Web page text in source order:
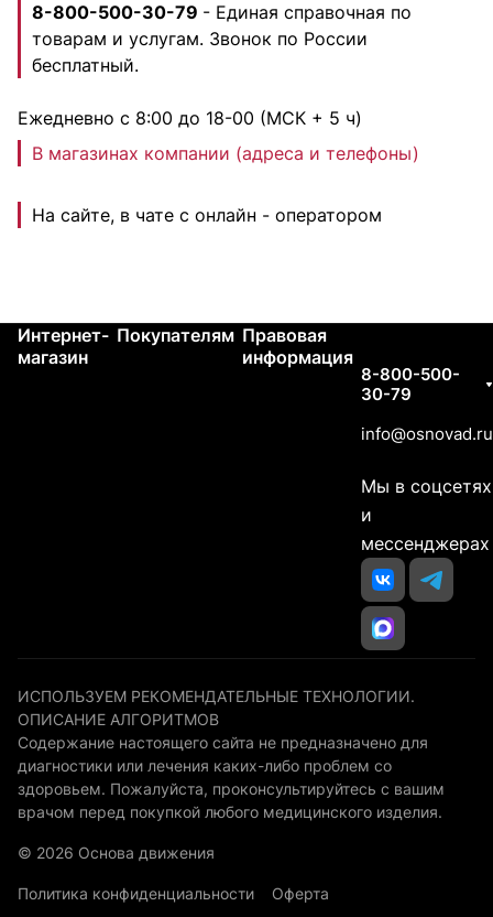
8-800-500-30-79 - Единая справочная по
товарам и услугам. Звонок по России
бесплатный.
Ежедневно с 8:00 до 18-00 (МСК + 5 ч)
В магазинах компании (адреса и телефоны)
На сайте, в чате с онлайн - оператором
Интернет-
магазин
Покупателям Правовая
информация
8-800-500-
30-79
info@osnovad.ru
Мы в соцсетях
и
мессенджерах
ИСПОЛЬЗУЕМ РЕКОМЕНДАТЕЛЬНЫЕ ТЕХНОЛОГИИ.
ОПИСАНИЕ АЛГОРИТМОВ
Содержание настоящего сайта не предназначено для
диагностики или лечения каких-либо проблем со
здоровьем. Пожалуйста, проконсультируйтесь с вашим
врачом перед покупкой любого медицинского изделия.
© 2026 Основа движения
Политика конфиденциальности Оферта